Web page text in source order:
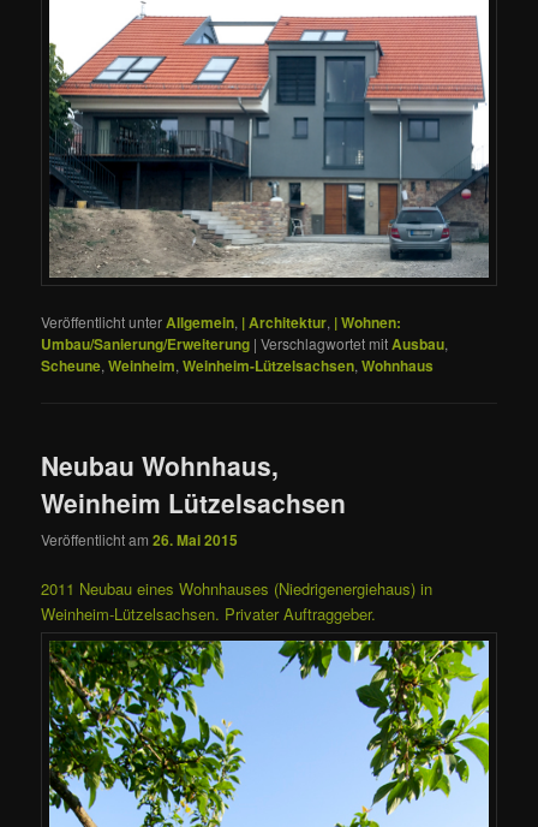
Veröffentlicht unterAllgemein, | Architektur, | Wohnen:
Umbau/Sanierung/Erweiterung |Verschlagwortet mitAusbau,
Scheune,Weinheim,Weinheim-Lützelsachsen,Wohnhaus
Neubau Wohnhaus,
Weinheim Lützelsachsen
Veröffentlicht am26. Mai 2015
2011 Neubau eines Wohnhauses (Niedrigenergiehaus) in
Weinheim-Lützelsachsen. Privater Auftraggeber.